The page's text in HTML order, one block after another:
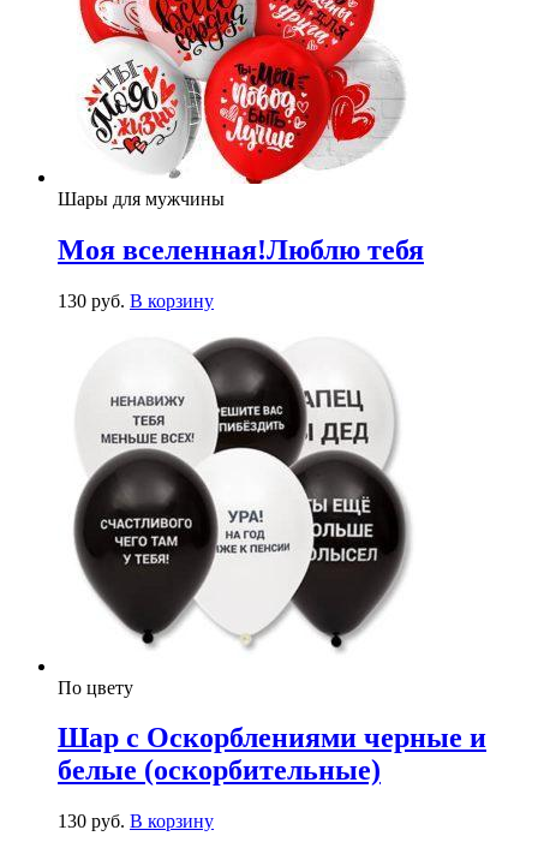
Шары для мужчины
Моя вселенная!Люблю тебя
130 руб. В корзину
По цвету
Шар с Оскорблениями черные и
белые (оскорбительные)
130 руб. В корзину